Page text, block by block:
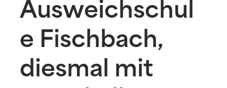
Ausweichschul
e Fischbach,
diesmal mit